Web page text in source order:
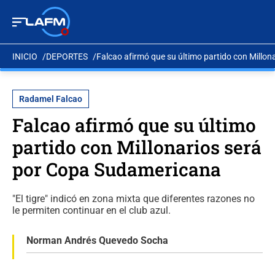
INICIO DEPORTES Falcao afirmó que su último partido con
Radamel Falcao
Falcao afirmó que su último
partido con Millonarios será
por Copa Sudamericana
"El tigre" indicó en zona mixta que diferentes razones no
le permiten continuar en el club azul.
Norman Andrés Quevedo Socha